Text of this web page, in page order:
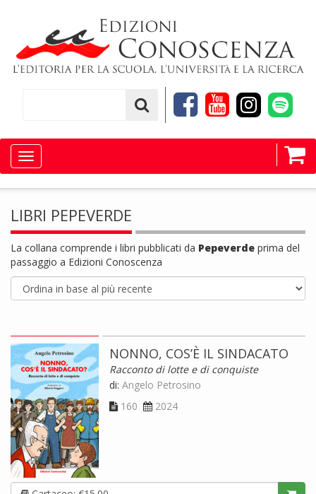
Toggle
navigation
LIBRI PEPEVERDE
La collana comprende i libri pubblicati da Pepeverde prima del
passaggio a Edizioni Conoscenza
NONNO, COS’È IL SINDACATO
Racconto di lotte e di conquiste
di: Angelo Petrosino
160
2024